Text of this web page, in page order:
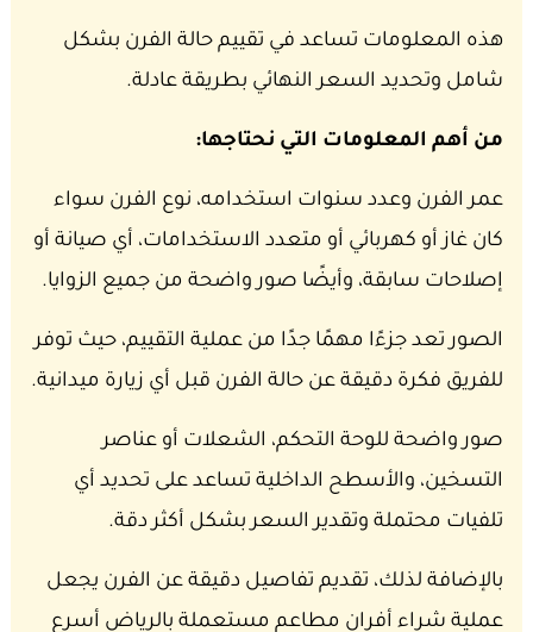
هذه المعلومات تساعد في تقييم حالة الفرن بشكل
شامل وتحديد السعر النهائي بطريقة عادلة.
من أهم المعلومات التي نحتاجها:
عمر الفرن وعدد سنوات استخدامه، نوع الفرن سواء
كان غاز أو كهربائي أو متعدد الاستخدامات، أي صيانة أو
إصلاحات سابقة، وأيضًا صور واضحة من جميع الزوايا.
الصور تعد جزءًا مهمًا جدًا من عملية التقييم، حيث توفر
للفريق فكرة دقيقة عن حالة الفرن قبل أي زيارة ميدانية.
صور واضحة للوحة التحكم، الشعلات أو عناصر
التسخين، والأسطح الداخلية تساعد على تحديد أي
تلفيات محتملة وتقدير السعر بشكل أكثر دقة.
بالإضافة لذلك، تقديم تفاصيل دقيقة عن الفرن يجعل
عملية شراء أفران مطاعم مستعملة بالرياض أسرع